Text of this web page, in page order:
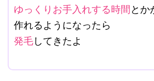
ゆっくりお手入れする時間とか
作れるようになったら
発毛してきたよ